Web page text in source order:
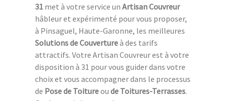
31 met à votre service un Artisan Couvreur
hâbleur et expérimenté pour vous proposer,
à Pinsaguel, Haute-Garonne, les meilleures
Solutions de Couvertureà des tarifs
attractifs. Votre Artisan Couvreur est à votre
disposition à 31 pour vous guider dans votre
choix et vous accompagner dans le processus
de Pose de Toitureou de Toitures-Terrasses.